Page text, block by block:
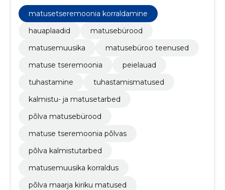
matusetseremoonia korraldamine
hauaplaadid
matusebürood
matusemuusika
matusebüroo teenused
matuse tseremoonia
peielauad
tuhastamine
tuhastamismatused
kalmistu- ja matusetarbed
põlva matusebürood
matuse tseremoonia põlvas
põlva kalmistutarbed
matusemuusika korraldus
põlva maarja kiriku matused